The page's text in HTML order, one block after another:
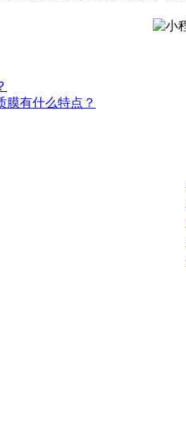
膜有什么特点？